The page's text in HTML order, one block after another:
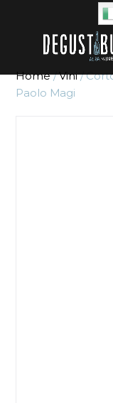
Home/Vini/
Paolo Magi